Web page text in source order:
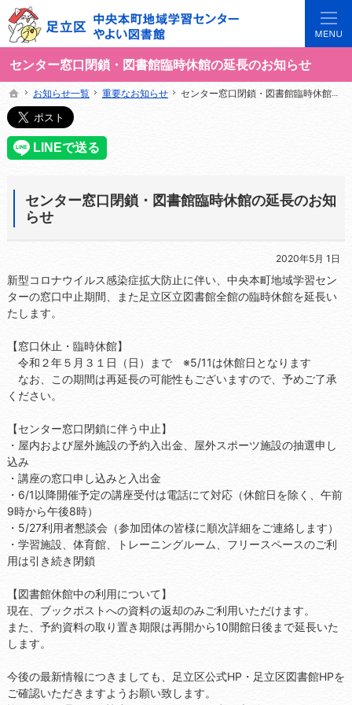
センター窓口閉鎖・図書館臨時休館の延長のお知らせ
3世代で楽しめる地域のひろば。当サイトでは地域の講座や施設をご案内しています。
足立区中央本町地域学習センターや図書館の総合案内サイト
ホーム
お知らせ一覧 重要なお知らせ センター窓口閉鎖・図書館臨時休館の延長のお知らせ
センター窓口閉鎖・図書館臨時休館の延長のお知
らせ
2020年5月 1日
新型コロナウイルス感染症拡大防止に伴い、中央本町地域学習セン
ターの窓口中止期間、また足立区立図書館全館の臨時休館を延長い
たします。
【窓口休止・臨時休館】
令和２年５月３１日（日）まで ※5/11は休館日となります
なお、この期間は再延長の可能性もございますので、予めご了承
ください。
【センター窓口閉鎖に伴う中止】
・屋内および屋外施設の予約入出金、屋外スポーツ施設の抽選申し
込み
・講座の窓口申し込みと入出金
・6/1以降開催予定の講座受付は電話にて対応（休館日を除く、午前
9時から午後8時）
・5/27利用者懇談会（参加団体の皆様に順次詳細をご連絡します）
・学習施設、体育館、トレーニングルーム、フリースペースのご利
用は引き続き閉鎖
【図書館休館中の利用について】
現在、ブックポストへの資料の返却のみご利用いただけます。
また、予約資料の取り置き期限は再開から10開館日後まで延長いた
します。
今後の最新情報につきましても、足立区公式HP・足立区図書館HPを
ご確認いただきますようお願い致します。
ホーム
お知らせ一覧 重要なお知らせ センター窓口閉鎖・図書館臨時休館の延長のお知らせ